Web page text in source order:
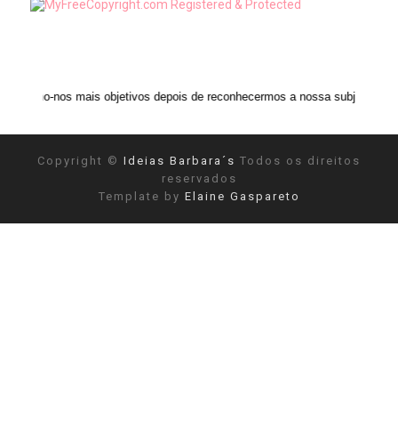
objetivos depois de reconhecermos a nossa subjetividade." ANAIS NIN
Copyright © Ideias Barbara´s Todos os direitos
reservados
Template by Elaine Gaspareto